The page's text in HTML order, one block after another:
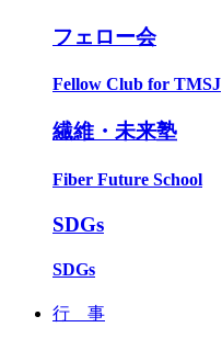
フェロー会
Fellow Club for TMSJ
繊維・未来塾
Fiber Future School
SDGs
SDGs
行 事